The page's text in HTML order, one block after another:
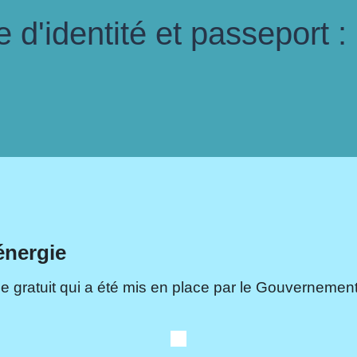
d'identité et passeport
gratuit qui a été mis en place par le